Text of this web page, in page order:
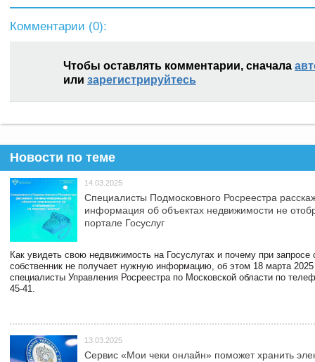
Комментарии (0):
Чтобы оставлять комментарии, сначала
или зарегистрируйтесь
Новости по теме
14.03.2025
Специалисты Подмосковного Росреестра
информация об объектах недвижимости не
портале Госуслуг
Как увидеть свою недвижимость на Госуслугах и почему при запросе
собственник не получает нужную информацию, об этом 18 марта 2025
специалисты Управления Росреестра по Московской области по
45-41.
13.03.2025
Сервис «Мои чеки онлайн» поможет хранить